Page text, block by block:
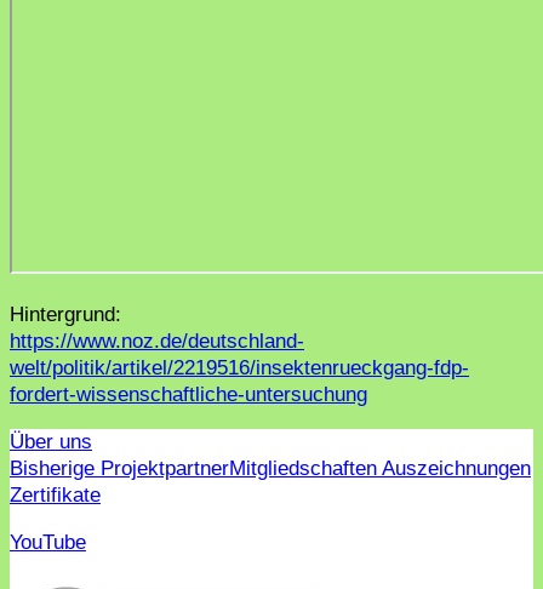
Hintergrund:
https://www.noz.de/deutschland-
welt/politik/artikel/2219516/insektenrueckgang-fdp-
fordert-wissenschaftliche-untersuchung
Über uns
Bisherige ProjektpartnerMitgliedschaften Auszeichnungen
Zertifikate
YouTube